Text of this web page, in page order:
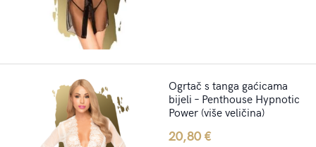
Ogrtač s tanga gaćicama
bijeli – Penthouse Hypnotic
Power (više veličina)
20,80€